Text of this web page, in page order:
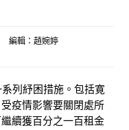
編輯：趙婉婷
列紓困措施。包括寛
疫情影響要關閉處所
續獲百分之一百租金